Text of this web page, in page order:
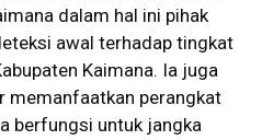
dalam hal ini pihak
awal terhadap tingkat
Kaimana. Ia juga
memanfaatkan perangkat
berfungsi untuk jangka